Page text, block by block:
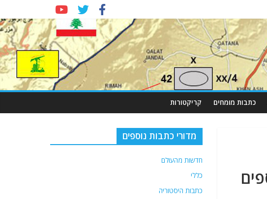
כתבות מומחים קריקטורות
מדורי כתבות נוספים
חדשות מהעולם
כללי
כתבות היסטוריה